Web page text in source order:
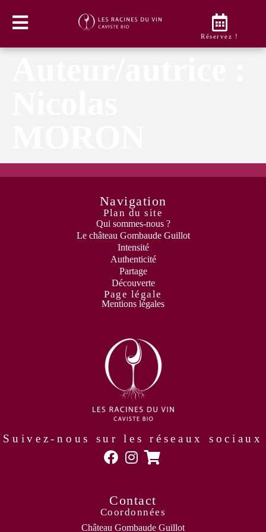
Réservez !
Navigation
Plan du site
Qui sommes-nous ?
Le château Gombaude Guillot
Intensité
Authenticité
Partage
Découverte
Page légale
Mentions légales
Suivez-nous sur les réseaux sociaux
Contact
Coordonnées
Château Gombaude Guillot